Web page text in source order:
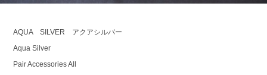
AQUA SILVER アクアシルバー
Aqua Silver
Pair Accessories All